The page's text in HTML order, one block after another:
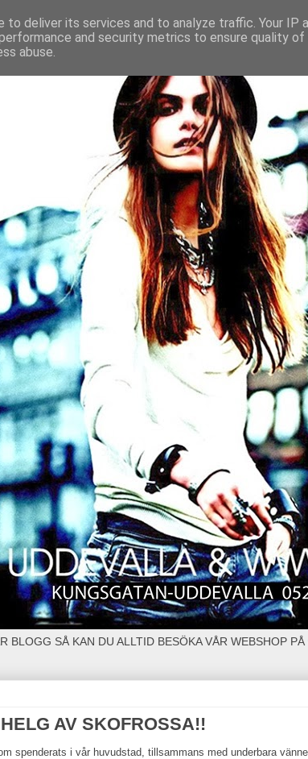
BLOGG SÅ KAN DU ALLTID BESÖKA VÅR WEBSHOP PÅ
AV SKOFROSSA!!
spenderats i vår huvudstad, tillsammans med underbara
to deliver its services and to analyze traffic. Your IP
and security metrics to ensure quality of
abuse.